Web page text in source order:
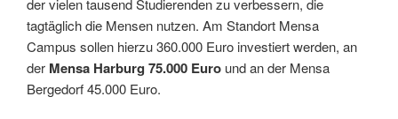
der vielen tausend Studierenden zu verbessern, die
tagtäglich die Mensen nutzen. Am Standort Mensa
Campus sollen hierzu 360.000 Euro investiert werden, an
der Mensa Harburg 75.000 Euro und an der Mensa
Bergedorf 45.000 Euro.